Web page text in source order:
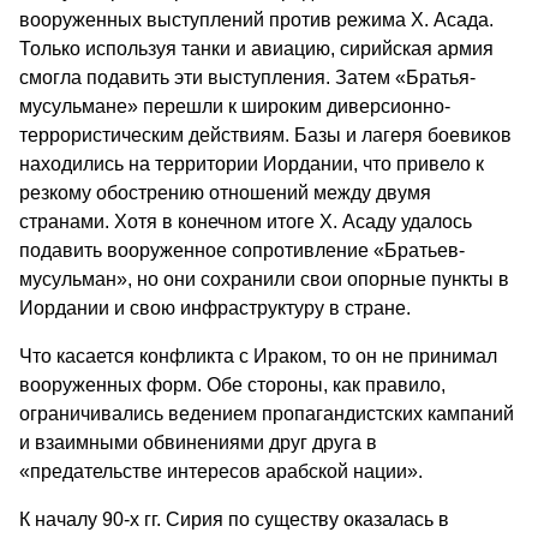
вооруженных выступлений против режима Х. Асада.
Только используя танки и авиацию, сирийская армия
смогла подавить эти выступления. Затем «Братья-
мусульмане» перешли к широким диверсионно-
террористическим действиям. Базы и лагеря боевиков
находились на территории Иордании, что привело к
резкому обострению отношений между двумя
странами. Хотя в конечном итоге Х. Асаду удалось
подавить вооруженное сопротивление «Братьев-
мусульман», но они сохранили свои опорные пункты в
Иордании и свою инфраструктуру в стране.
Что касается конфликта с Ираком, то он не принимал
вооруженных форм. Обе стороны, как правило,
ограничивались ведением пропагандистских кампаний
и взаимными обвинениями друг друга в
«предательстве интересов арабской нации».
К началу 90-х гг. Сирия по существу оказалась в